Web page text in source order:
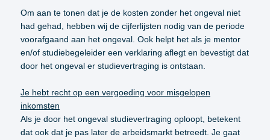
Om aan te tonen dat je de kosten zonder het ongeval niet
had gehad, hebben wij de cijferlijsten nodig van de periode
voorafgaand aan het ongeval. Ook helpt het als je mentor
en/of studiebegeleider een verklaring aflegt en bevestigt dat
door het ongeval er studievertraging is ontstaan.
Je hebt recht op een vergoeding voor misgelopen
inkomsten
Als je door het ongeval studievertraging oploopt, betekent
dat ook dat je pas later de arbeidsmarkt betreedt. Je gaat